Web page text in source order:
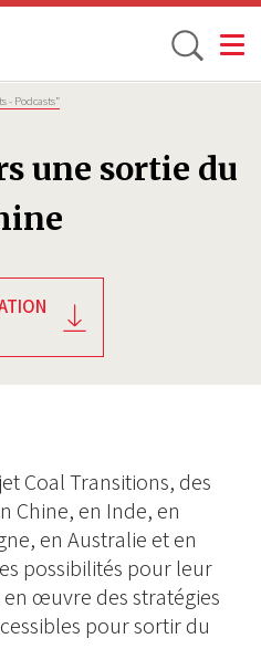
Toggle
- Podcasts”
une sortie du
Coal Transitions, des
Chine, en Inde, en
en Australie et en
possibilités pour leur
œuvre des stratégies
pour sortir du